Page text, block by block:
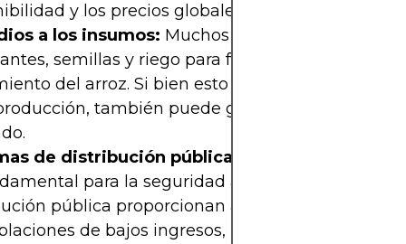
y los precios globales.
a los insumos: Muchos gobiernos subsidian
semillas y riego para fomentar un mayor
del arroz. Si bien esto puede aumentar la
también puede generar distorsiones
de distribución pública:
para la seguridad alimentaria, los
pública proporcionan arroz a precios
de bajos ingresos, lo que influye